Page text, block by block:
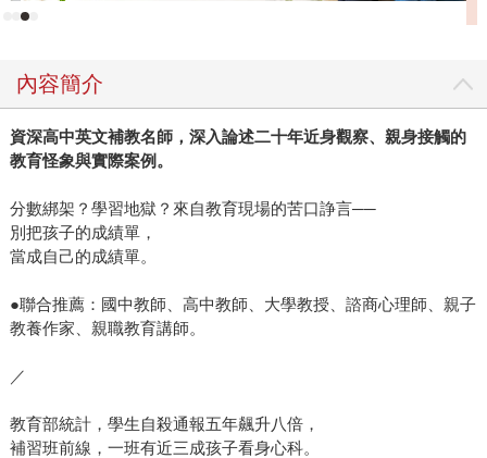
內容簡介
資深高中英文補教名師，深入論述二十年近身觀察、親身接觸的
教育怪象與實際案例。
分數綁架？學習地獄？來自教育現場的苦口諍言──
別把孩子的成績單，
當成自己的成績單。
●聯合推薦：國中教師、高中教師、大學教授、諮商心理師、親子
教養作家、親職教育講師。
／
教育部統計，學生自殺通報五年飆升八倍，
補習班前線，一班有近三成孩子看身心科。